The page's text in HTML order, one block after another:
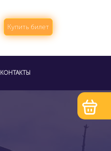
Купить билет
КОНТАКТЫ